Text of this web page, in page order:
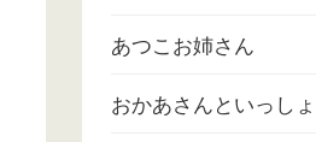
あつこお姉さん
おかあさんといっしょ